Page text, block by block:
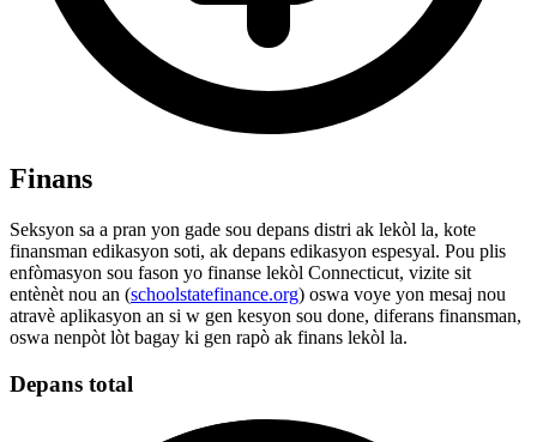
Finans
Seksyon sa a pran yon gade sou depans distri ak lekòl la, kote
finansman edikasyon soti, ak depans edikasyon espesyal. Pou plis
enfòmasyon sou fason yo finanse lekòl Connecticut, vizite sit
entènèt nou an (schoolstatefinance.org) oswa voye yon mesaj nou
atravè aplikasyon an si w gen kesyon sou done, diferans finansman,
oswa nenpòt lòt bagay ki gen rapò ak finans lekòl la.
Depans total